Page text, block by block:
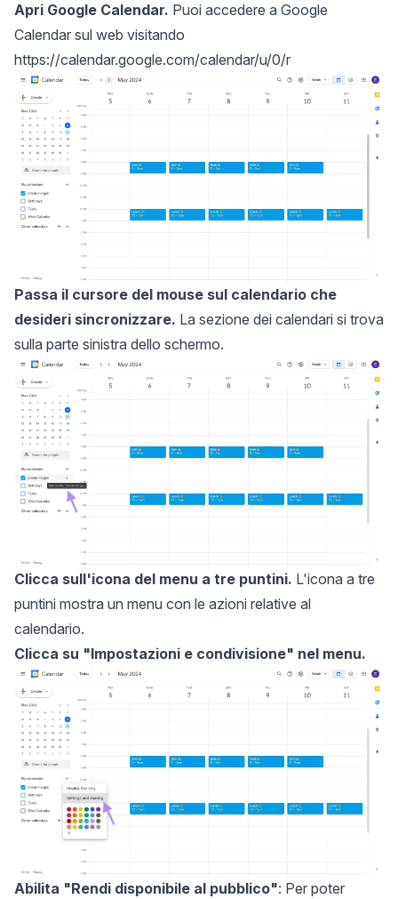
Apri Google Calendar. Puoi accedere a Google
Calendar sul web visitando
https://calendar.google.com/calendar/u/0/r
Passa il cursore del mouse sul calendario che
desideri sincronizzare. La sezione dei calendari si trova
sulla parte sinistra dello schermo.
Clicca sull'icona del menu a tre puntini. L'icona a tre
puntini mostra un menu con le azioni relative al
calendario.
Clicca su "Impostazioni e condivisione" nel menu.
Abilita "Rendi disponibile al pubblico": Per poter